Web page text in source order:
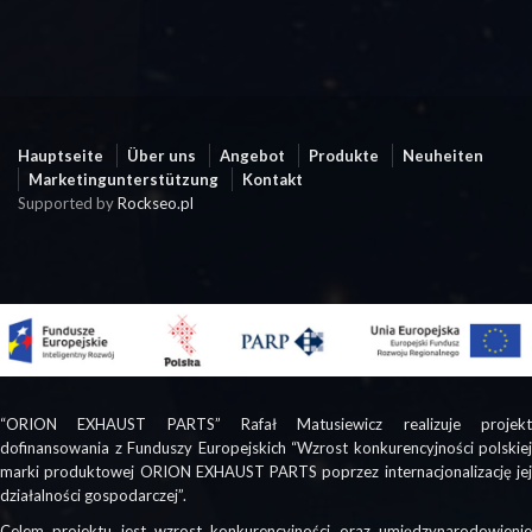
Hauptseite Über uns Angebot Produkte
Neuheiten
Marketingunterstützung
Kontakt
Supported byRockseo.pl
“ORION EXHAUST PARTS” Rafał Matusiewicz realizuje projekt
dofinansowania z Funduszy Europejskich “Wzrost konkurencyjności polskiej
marki produktowej ORION EXHAUST PARTS poprzez internacjonalizację jej
działalności gospodarczej”.